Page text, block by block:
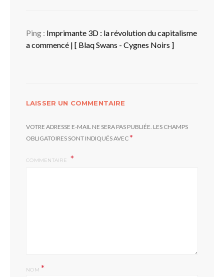
Ping : Imprimante 3D : la révolution du capitalisme
a commencé | [ Blaq Swans - Cygnes Noirs ]
LAISSER UN COMMENTAIRE
VOTRE ADRESSE E-MAIL NE SERA PAS PUBLIÉE. LES CHAMPS
OBLIGATOIRES SONT INDIQUÉS AVEC*
COMMENTAIRE
NOM *